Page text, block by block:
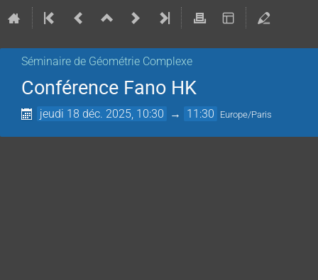
Séminaire de Géométrie Complexe
Conférence Fano HK
jeudi 18 déc. 2025, 10:30 → 11:30 Europe/Paris